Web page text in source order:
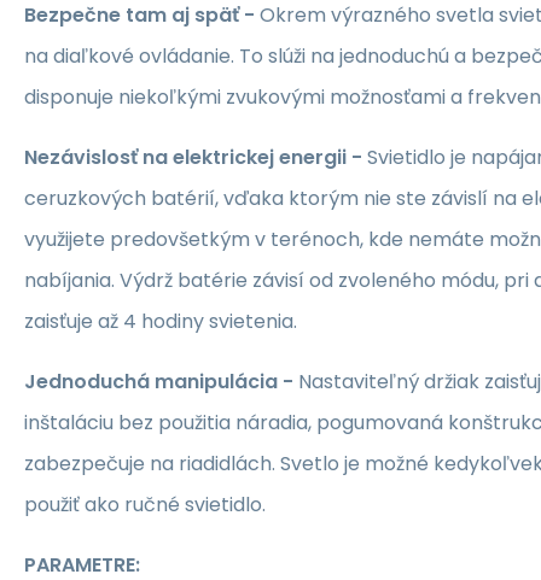
Bezpečne tam aj späť - Okrem výrazného svetla
na diaľkové ovládanie. To slúži na jednoduchú a
disponuje niekoľkými zvukovými možnosťami a
Nezávislosť na elektrickej energii - Svietidlo je
ceruzkových batérií, vďaka ktorým nie ste závislí na
využijete predovšetkým v terénoch, kde nemáte
nabíjania. Výdrž batérie závisí od zvoleného módu,
zaisťuje až 4 hodiny svietenia.
Jednoduchá manipulácia - Nastaviteľný držiak
inštaláciu bez použitia náradia, pogumovaná
zabezpečuje na riadidlách. Svetlo je možné
použiť ako ručné svietidlo.
PARAMETRE: